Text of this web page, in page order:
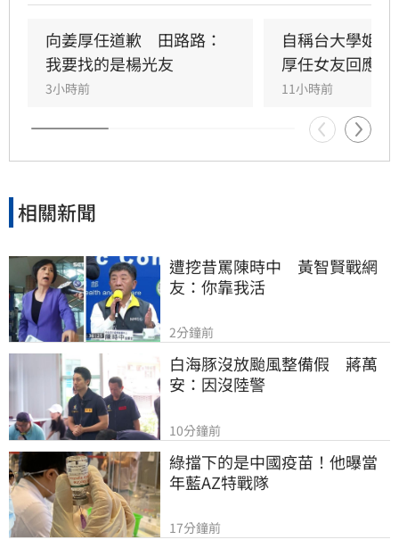
德出面緩頰，建議田路路應先安頓好生活，並提
議透過口述歷史記錄資深藝人的故事。許常德同
時批評現任理事長曹雨婷不應神隱，呼籲工會應
展現具體作為照顧資深藝人，而非僅提供勞健保
功能。整起事件引發關注，田路路則強調目前先
處理身體狀況，後續發展仍待觀察。
向姜厚任道歉　田路路：
我要找的是楊光友
3小時前
自稱台大學姐
厚任女友回應了
11小時前
相關新聞
遭挖昔罵陳時中　黃智賢戰網
友：你靠我活
2分鐘前
白海豚沒放颱風整備假　蔣萬
安：因沒陸警
10分鐘前
綠擋下的是中國疫苗！他曝當
年藍AZ特戰隊
17分鐘前